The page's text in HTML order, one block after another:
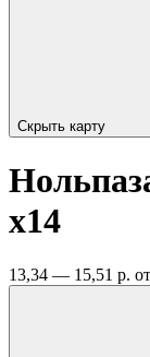
Скрыть карту
x14
13,34 — 15,51 р.